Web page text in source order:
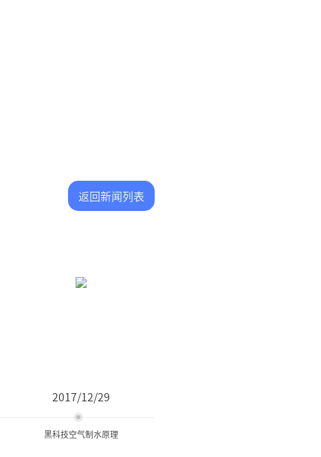
返回新闻列表
2017/12/29
黑科技空气制水原理